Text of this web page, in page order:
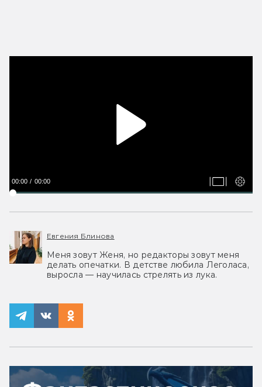
00:00 00:00
Евгения Блинова
Меня зовут Женя, но редакторы зовут меня
делать опечатки. В детстве любила Леголаса,
выросла — научилась стрелять из лука.